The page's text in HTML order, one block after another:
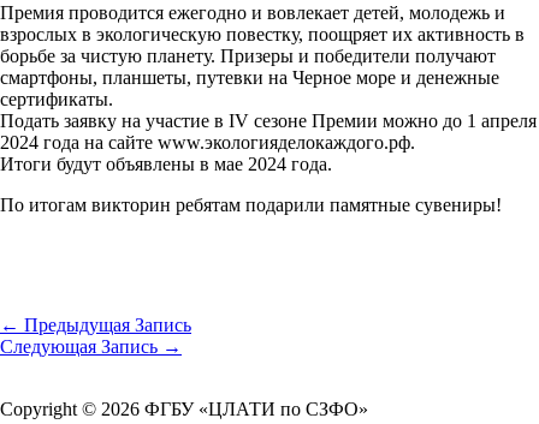
Премия проводится ежегодно и вовлекает детей, молодежь и
взрослых в экологическую повестку, поощряет их активность в
борьбе за чистую планету. Призеры и победители получают
смартфоны, планшеты, путевки на Черное море и денежные
сертификаты.
Подать заявку на участие в IV сезоне Премии можно до 1 апреля
2024 года на сайте www.экологияделокаждого.рф.
Итоги будут объявлены в мае 2024 года.
По итогам викторин ребятам подарили памятные сувениры!
← Предыдущая Запись
Следующая Запись →
Copyright © 2026 ФГБУ «ЦЛАТИ по СЗФО»